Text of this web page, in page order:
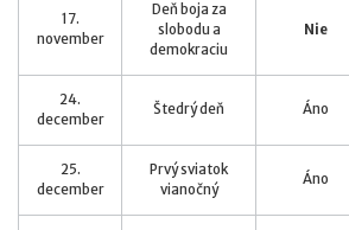
17.
november
Deň boja za
slobodu a
demokraciu
Nie
24.
december
Štedrý deň Áno
25.
december
Prvý sviatok
vianočný
Áno